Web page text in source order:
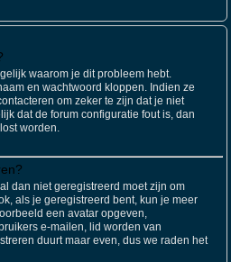
waarom je dit probleem hebt.
en wachtwoord kloppen. Indien ze
om zeker te zijn dat je niet
dat de forum configuratie fout is, dan
worden.
dan niet geregistreerd moet zijn om
als je geregistreerd bent, kun je meer
een avatar opgeven,
e-mailen, lid worden van
duurt maar even, dus we raden het